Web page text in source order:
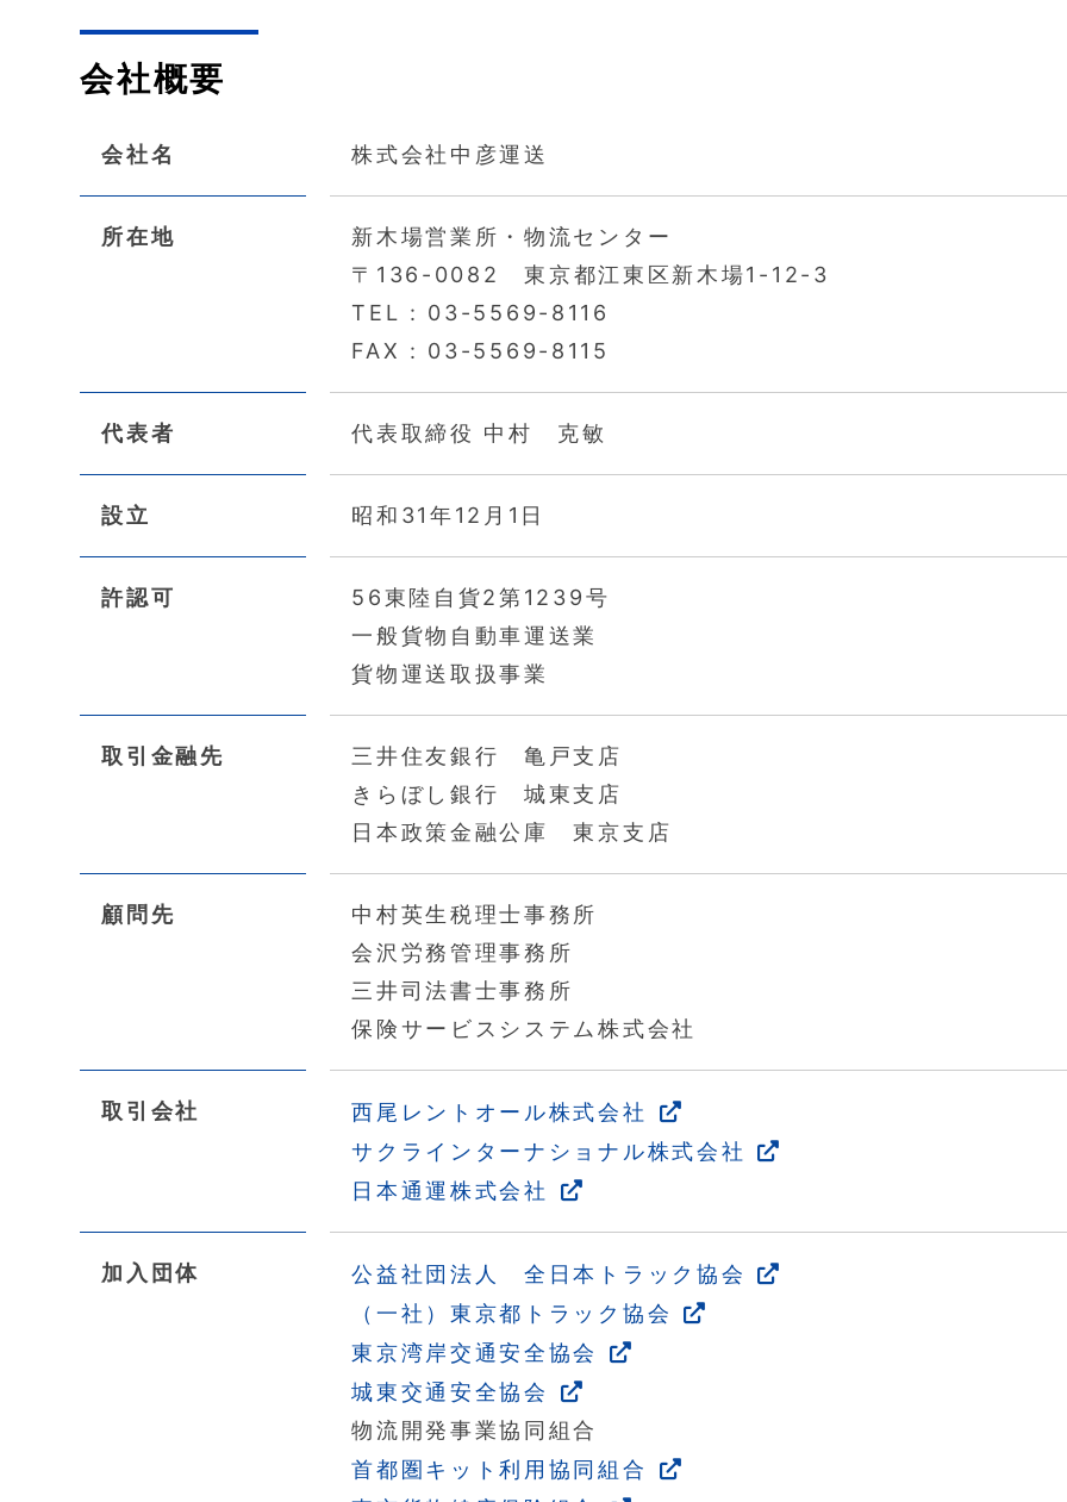
会社概要
会社名 株式会社中彦運送
所在地
新木場営業所・物流センター
〒136-0082 東京都江東区新木場1-12-3
TEL : 03-5569-8116
FAX : 03-5569-8115
代表者 代表取締役 中村 克敏
設立 昭和31年12月1日
許認可
56東陸自貨2第1239号
一般貨物自動車運送業
貨物運送取扱事業
取引金融先
三井住友銀行 亀戸支店
きらぼし銀行 城東支店
日本政策金融公庫 東京支店
顧問先
中村英生税理士事務所
会沢労務管理事務所
三井司法書士事務所
保険サービスシステム株式会社
取引会社
西尾レントオール株式会社
サクラインターナショナル株式会社
日本通運株式会社
加入団体
公益社団法人 全日本トラック協会
（一社）東京都トラック協会
東京湾岸交通安全協会
城東交通安全協会
物流開発事業協同組合
首都圏キット利用協同組合